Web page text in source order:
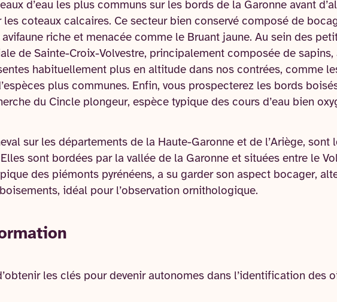
d’eau les plus communs sur les bords de la Garonne avant
les coteaux calcaires. Ce secteur bien conservé composé de
riche et menacée comme le Bruant jaune. Au sein des
de Sainte-Croix-Volvestre, principalement composée de
habituellement plus en altitude dans nos contrées, comme
plus communes. Enfin, vous prospecterez les bords
du Cincle plongeur, espèce typique des cours d’eau bien
sur les départements de la Haute-Garonne et de l’Ariège, sont
sont bordées par la vallée de la Garonne et situées entre le
des piémonts pyrénéens, a su garder son aspect bocager,
idéal pour l’observation ornithologique.
les clés pour devenir autonomes dans l’identification des